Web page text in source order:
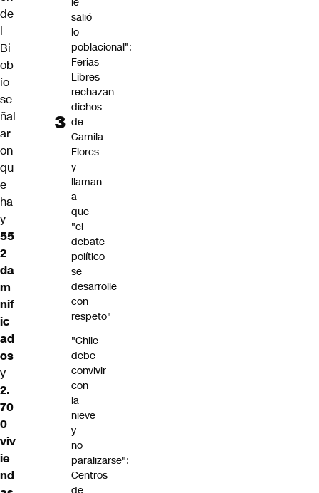
de
l
Bi
ob
ío
se
ñal
ar
on
qu
e
ha
y
55
2
da
m
nif
ic
ad
os
y
2.
70
0
viv
ie
nd
salió
lo
poblacional":
Ferias
Libres
rechazan
dichos
de
Camila
Flores
y
llaman
a
que
"el
debate
político
se
desarrolle
con
respeto"
"Chile
debe
convivir
con
la
nieve
y
no
paralizarse":
Centros
de